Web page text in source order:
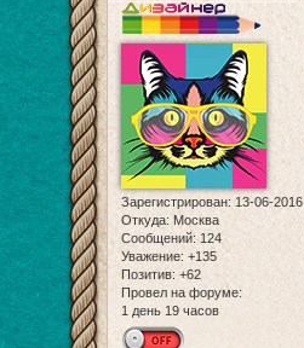
Зарегистрирован: 13-06-2016
Откуда: Москва
Сообщений:124
Уважение: +135
Позитив: +62
Провел на форуме:
1 день 19 часов